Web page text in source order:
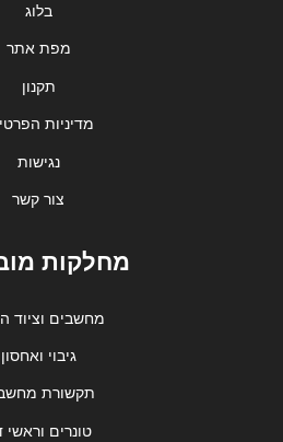
בלוג
מפת אתר
תקנון
מדיניות
נגישות
צור קשר
מחלקות
מחשבים וציוד
גיבוי ואחסון
תקשורת
טונרים וראשי